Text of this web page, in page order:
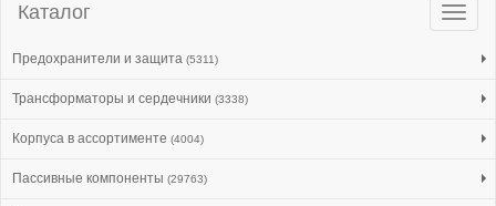
Каталог
Предохранители и защита (5311)
Трансформаторы и сердечники (3338)
Корпуса в ассортименте (4004)
Пассивные компоненты (29763)